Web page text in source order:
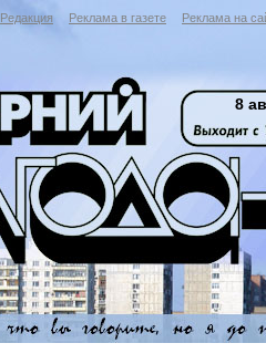
Редакция Реклама в газете Реклама на
8